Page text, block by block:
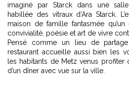
imaginé par Starck dans une
habillée des vitraux d’Ara Starck.
maison de famille fantasmée
convivialité, poésie et art de vivre
Pensé comme un lieu de
restaurant accueille aussi bien les
les habitants de Metz venus profiter
d’un dîner avec vue sur la ville.